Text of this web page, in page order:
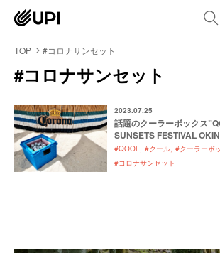
TOP #コロナサンセット
#コロナサンセット
2023.07.25
話題のクーラーボックス
SUNSETS FESTIVAL
を発揮
#QOOL #クール #クーラーボ
#コロナサンセット